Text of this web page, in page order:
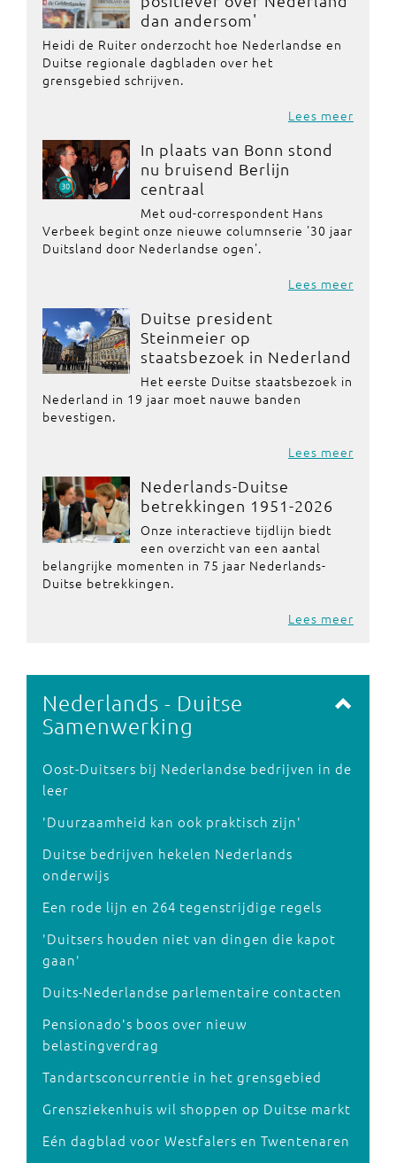
dan andersom'
Heidi de Ruiter onderzocht hoe Nederlandse en
Duitse regionale dagbladen over het
grensgebied schrijven.
Lees meer
In plaats van Bonn stond
nu bruisend Berlijn
centraal
Met oud-correspondent Hans
Verbeek begint onze nieuwe columnserie '30 jaar
Duitsland door Nederlandse ogen'.
Lees meer
Duitse president
Steinmeier op
staatsbezoek in Nederland
Het eerste Duitse staatsbezoek in
Nederland in 19 jaar moet nauwe banden
bevestigen.
Lees meer
Nederlands-Duitse
betrekkingen 1951-2026
Onze interactieve tijdlijn biedt
een overzicht van een aantal
belangrijke momenten in 75 jaar Nederlands-
Duitse betrekkingen.
Lees meer
Nederlands - Duitse
Samenwerking
Oost-Duitsers bij Nederlandse bedrijven in de
leer
'Duurzaamheid kan ook praktisch zijn'
Duitse bedrijven hekelen Nederlands
onderwijs
Een rode lijn en 264 tegenstrijdige regels
'Duitsers houden niet van dingen die kapot
gaan'
Duits-Nederlandse parlementaire contacten
Pensionado's boos over nieuw
belastingverdrag
Tandartsconcurrentie in het grensgebied
Grensziekenhuis wil shoppen op Duitse markt
Eén dagblad voor Westfalers en Twentenaren